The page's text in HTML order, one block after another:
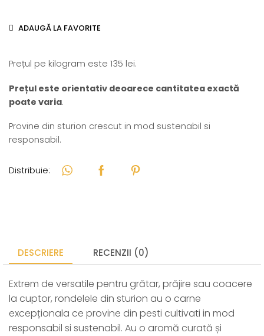
ADAUGĂ LA FAVORITE
Prețul pe kilogram este 135 lei.
Prețul este orientativ deoarece cantitatea exactă
poate varia.
Provine din sturion crescut in mod sustenabil si
responsabil.
Distribuie:
DESCRIERE RECENZII (0)
Extrem de versatile pentru grătar, prăjire sau coacere
la cuptor, rondelele din sturion au o carne
excepționala ce provine din pesti cultivati in mod
responsabil si sustenabil. Au o aromă curată și